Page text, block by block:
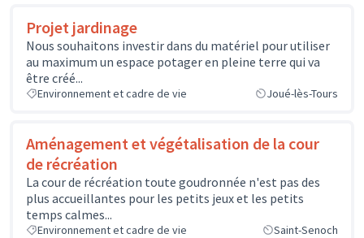
Projet jardinage
Nous souhaitons investir dans du matériel pour utiliser
au maximum un espace potager en pleine terre qui va
être créé...
Environnement et cadre de vie Joué-lès-Tours
Aménagement et végétalisation de la cour
de récréation
La cour de récréation toute goudronnée n'est pas des
plus accueillantes pour les petits jeux et les petits
temps calmes...
Environnement et cadre de vie Saint-Senoch